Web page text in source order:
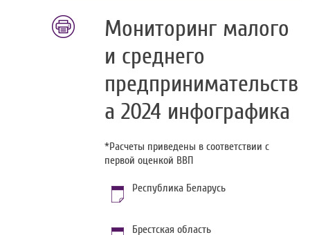
Мониторинг малого
и среднего
предпринимательств
а 2024 инфографика
*Расчеты приведены в соответствии с
первой оценкой ВВП
Республика Беларусь
Брестская область